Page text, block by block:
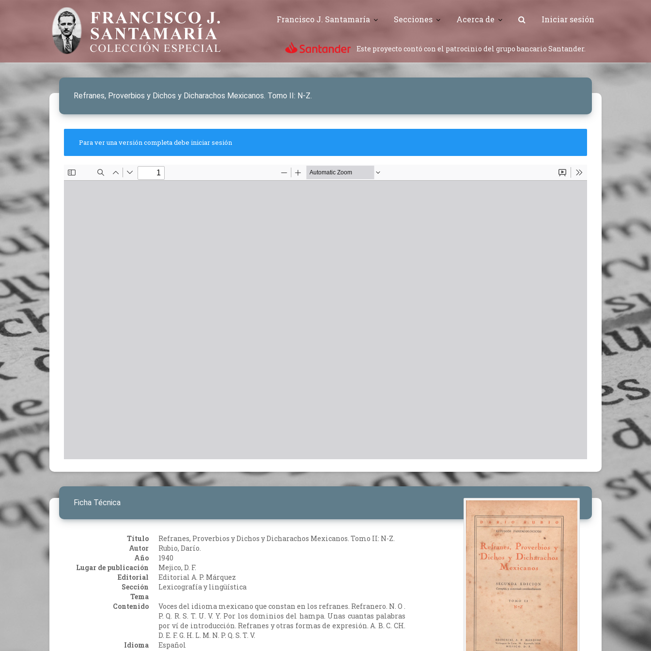
Francisco J. Santamaría Secciones Acerca de Iniciar sesión
Este proyecto contó con el patrocinio del grupo bancario Santander.
Refranes, Proverbios y Dichos y Dicharachos Mexicanos. Tomo II: N-Z.
Para ver una versión completa debe iniciar sesión
Ficha Técnica
Título
Refranes, Proverbios y Dichos y Dicharachos Mexicanos. Tomo II: N-Z.
Autor
Rubio, Darío.
Año
1940
Lugar de publicación
Mejico, D. F.
Editorial
Editorial A. P. Márquez
Sección
Lexicografía y lingüística
Tema
Contenido
Voces del idioma mexicano que constan en los refranes. Refranero. N. O .
P. Q. R. S. T. U. V. Y. Por los dominios del hampa. Unas cuantas palabras
por ví de introducción. Refranes y otras formas de expresión. A. B. C. CH.
D. E. F. G. H. L. M. N. P. Q. S. T. V.
Idioma
Español